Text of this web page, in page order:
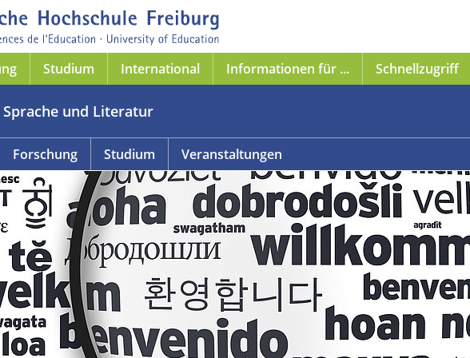
Studium International Informationen für ... Schnellzugriff
und Literatur
Forschung Studium Veranstaltungen